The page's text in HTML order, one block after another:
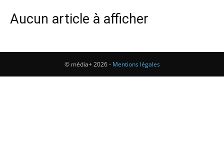
Aucun article à afficher
© média+ 2026 - Mentions légales